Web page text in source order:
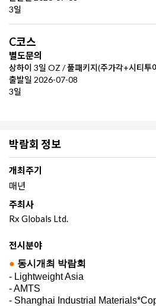
3일
C코스
별도문의
상하이 3일 OZ / 풀패키지(주가각+시티투
출발일 2026-07-08
3일
박람회 정보
개최주기
매년
주최사
Rx Globals Ltd.
전시분야
● 동시개최 박람회
- Lightweight Asia
- AMTS
- Shanghai Industrial